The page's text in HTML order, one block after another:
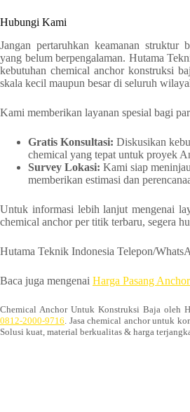
Hubungi Kami
Jangan pertaruhkan keamanan struktur
yang belum berpengalaman. Hutama
kebutuhan chemical anchor konstruksi
skala kecil maupun besar di seluruh
Kami memberikan layanan spesial bagi
Gratis Konsultasi: Diskusikan
chemical yang tepat untuk proyek
Survey Lokasi: Kami siap
memberikan estimasi dan
Untuk informasi lebih lanjut mengenai
chemical anchor per titik terbaru, segera
Hutama Teknik Indonesia Telepon/
Baca juga mengenai Harga Pasang
Chemical Anchor Untuk Konstruksi Baja oleh
0812-2000-9716 . Jasa chemical anchor untuk
Solusi kuat, material berkualitas & harga